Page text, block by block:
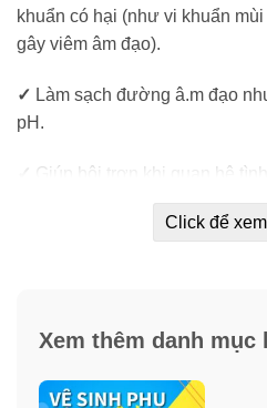
khuẩn có hại (như vi khuẩn
gây viêm âm đạo).
✓ Làm sạch đường â.m đạo
pH.
Giúp bôi trơn khi quan hệ tình
Chống viêm nhiễm, làm
pH cho vùng kín.
Hỗ trợ điều trị và cải thiện
Click để
Xem thêm danh mục